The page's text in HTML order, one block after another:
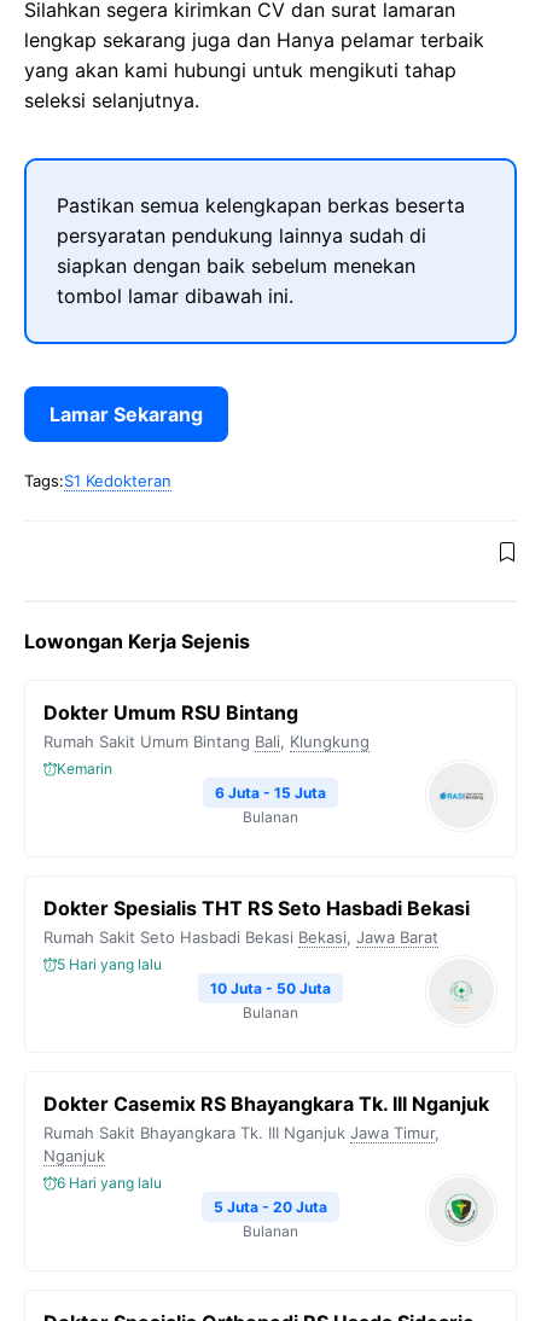
Silahkan segera kirimkan CV dan surat lamaran
lengkap sekarang juga dan Hanya pelamar terbaik
yang akan kami hubungi untuk mengikuti tahap
seleksi selanjutnya.
Pastikan semua kelengkapan berkas beserta
persyaratan pendukung lainnya sudah di
siapkan dengan baik sebelum menekan
tombol lamar dibawah ini.
Lamar Sekarang
Tags:S1 Kedokteran
Lowongan Kerja Sejenis
Dokter Umum RSU Bintang
Rumah Sakit Umum Bintang Bali, Klungkung
Kemarin
6 Juta - 15 Juta
Bulanan
Dokter Spesialis THT RS Seto Hasbadi Bekasi
Rumah Sakit Seto Hasbadi Bekasi Bekasi, Jawa Barat
5 Hari yang lalu
10 Juta - 50 Juta
Bulanan
Dokter Casemix RS Bhayangkara Tk. III Nganjuk
Rumah Sakit Bhayangkara Tk. III Nganjuk Jawa Timur,
Nganjuk
6 Hari yang lalu
5 Juta - 20 Juta
Bulanan